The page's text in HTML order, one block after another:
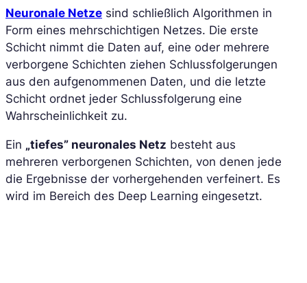
Neuronale Netze sind schließlich Algorithmen in
Form eines mehrschichtigen Netzes. Die erste
Schicht nimmt die Daten auf, eine oder mehrere
verborgene Schichten ziehen Schlussfolgerungen
aus den aufgenommenen Daten, und die letzte
Schicht ordnet jeder Schlussfolgerung eine
Wahrscheinlichkeit zu.
Ein „tiefes” neuronales Netz besteht aus
mehreren verborgenen Schichten, von denen jede
die Ergebnisse der vorhergehenden verfeinert. Es
wird im Bereich des Deep Learning eingesetzt.